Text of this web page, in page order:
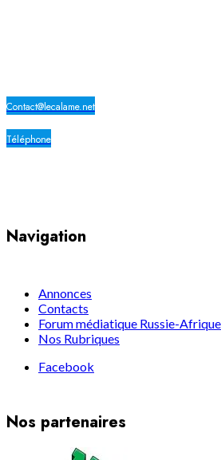
Contact@lecalame.net
Téléphone
Navigation
Annonces
Contacts
Forum médiatique Russie-
Nos Rubriques
Facebook
Nos partenaires